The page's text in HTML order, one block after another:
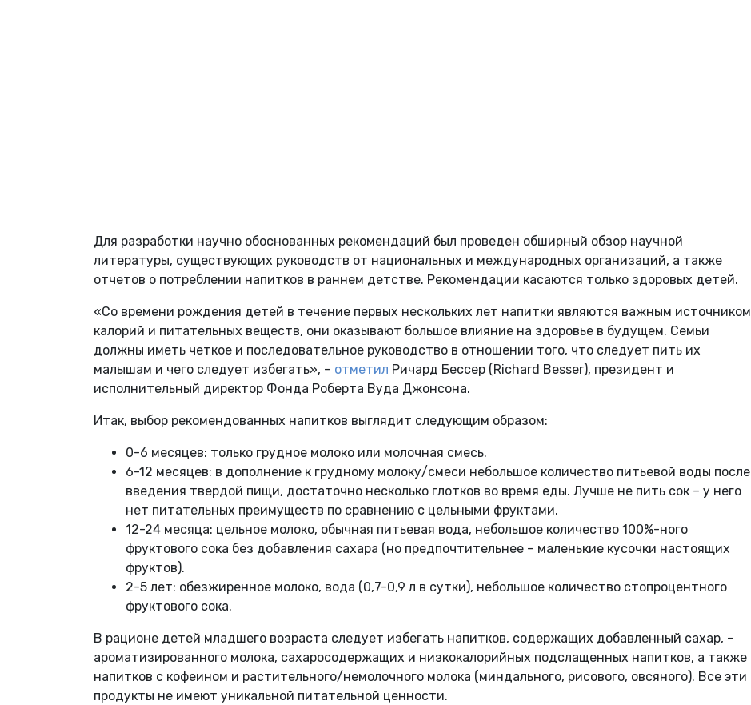
Для разработки научно обоснованных рекомендаций был проведен обширный обзор научной
литературы, существующих руководств от национальных и международных организаций, а также
отчетов о потреблении напитков в раннем детстве. Рекомендации касаются только здоровых детей.
«Со времени рождения детей в течение первых нескольких лет напитки являются важным источником
калорий и питательных веществ, они оказывают большое влияние на здоровье в будущем. Семьи
должны иметь четкое и последовательное руководство в отношении того, что следует пить их
малышам и чего следует избегать», – отметил Ричард Бессер (Richard Besser), президент и
исполнительный директор Фонда Роберта Вуда Джонсона.
Итак, выбор рекомендованных напитков выглядит следующим образом:
0-6 месяцев: только грудное молоко или молочная смесь.
6-12 месяцев: в дополнение к грудному молоку/смеси небольшое количество питьевой воды после
введения твердой пищи, достаточно несколько глотков во время еды. Лучше не пить сок – у него
нет питательных преимуществ по сравнению с цельными фруктами.
12-24 месяца: цельное молоко, обычная питьевая вода, небольшое количество 100%-ного
фруктового сока без добавления сахара (но предпочтительнее – маленькие кусочки настоящих
фруктов).
2-5 лет: обезжиренное молоко, вода (0,7-0,9 л в сутки), небольшое количество стопроцентного
фруктового сока.
В рационе детей младшего возраста следует избегать напитков, содержащих добавленный сахар, –
ароматизированного молока, сахаросодержащих и низкокалорийных подслащенных напитков, а также
напитков с кофеином и растительного/немолочного молока (миндального, рисового, овсяного). Все эти
продукты не имеют уникальной питательной ценности.